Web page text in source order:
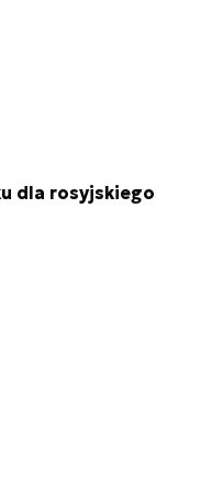
dla rosyjskiego